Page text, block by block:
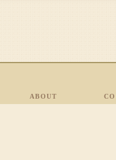
ABOUT